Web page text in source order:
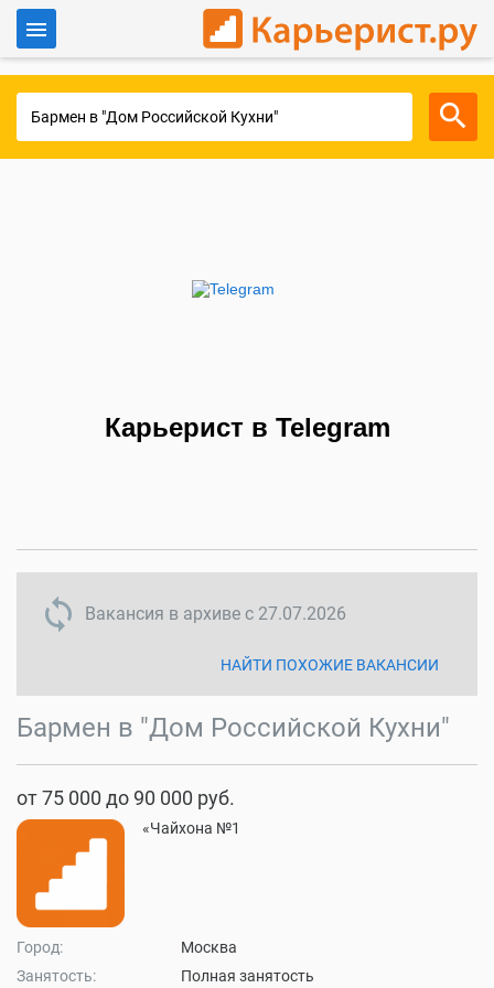
Для работодателей
Карьерист в Telegram
sync disabled
Вакансия в архиве с 27.07.2026
НАЙТИ ПОХОЖИЕ ВАКАНСИИ
Бармен в "Дом Российской Кухни"
от 75 000 до 90 000 руб.
«Чайхона №1
Город:
Москва
Занятость:
Полная занятость